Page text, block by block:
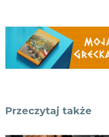
Przeczytaj także